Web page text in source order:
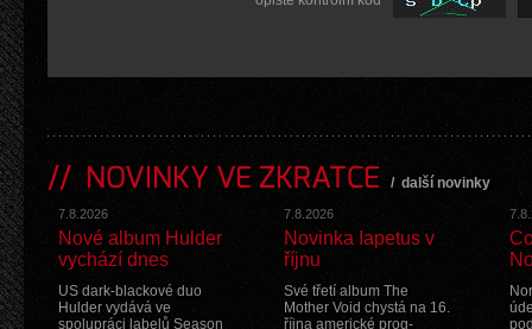
NOVINKY VE ZKRATCE / další novinky
7.8.2026
Nové album Hulder
vychází dnes
US dark-blackové duo
Hulder vydává ve
spolupráci labelů Season
7.8.2026
Novinka Iapetus v
říjnu
Své třetí album The
Mother Void chystá na 16.
října americké prog-